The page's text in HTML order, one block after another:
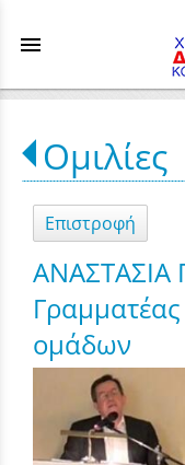
menu
Ομιλίες
Επιστροφή
ομάδων